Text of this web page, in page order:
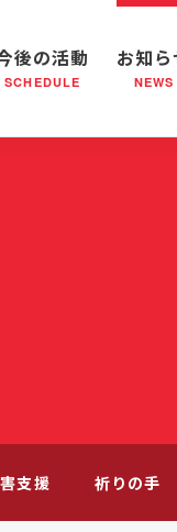
たらき 日本に
災害支援
後の活動
SCHEDULE
お知ら
NEWS
支援 祈りの手